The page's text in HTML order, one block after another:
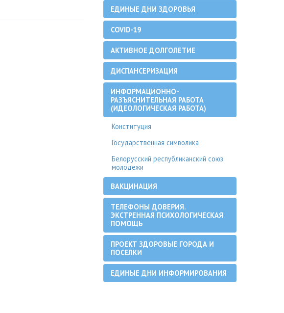
ЕДИНЫЕ ДНИ ЗДОРОВЬЯ
COVID-19
АКТИВНОЕ ДОЛГОЛЕТИЕ
ДИСПАНСЕРИЗАЦИЯ
ИНФОРМАЦИОННО-
РАЗЪЯСНИТЕЛЬНАЯ РАБОТА
(ИДЕОЛОГИЧЕСКАЯ РАБОТА)
Конституция
Государственная символика
Белорусский республиканский союз
молодежи
ВАКЦИНАЦИЯ
ТЕЛЕФОНЫ ДОВЕРИЯ.
ЭКСТРЕННАЯ ПСИХОЛОГИЧЕСКАЯ
ПОМОЩЬ
ПРОЕКТ ЗДОРОВЫЕ ГОРОДА И
ПОСЕЛКИ
ЕДИНЫЕ ДНИ ИНФОРМИРОВАНИЯ